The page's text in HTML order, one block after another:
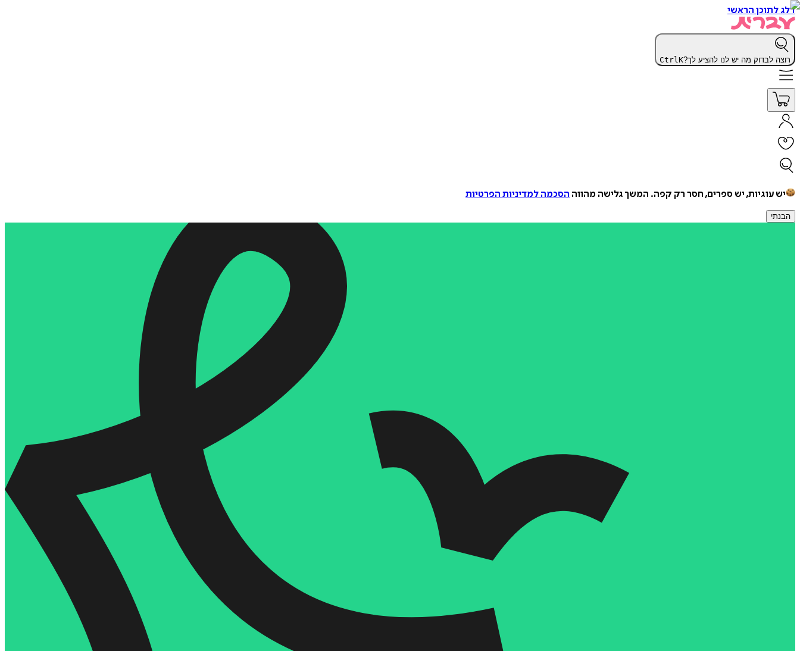
דלג לתוכן הראשי
רוצה לבדוק מה יש לנו להציע לך? CtrlK
יש עוגיות, יש ספרים, חסר רק קפה. המשך גלישה מהווה הסכמה למדיניות הפרטיות
הבנתי